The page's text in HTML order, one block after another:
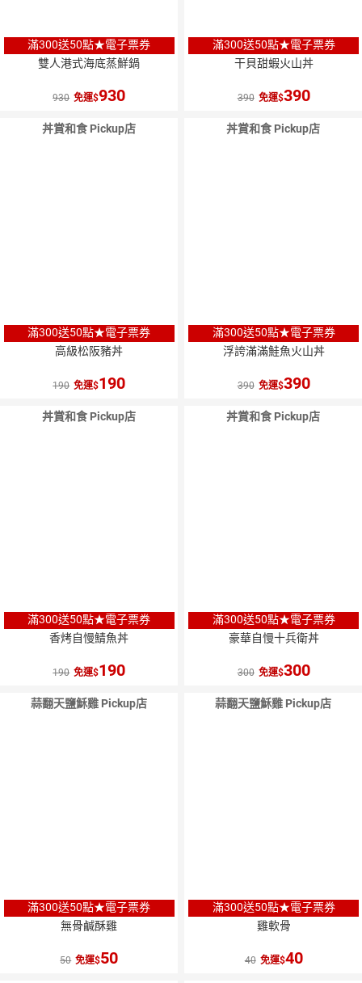
滿300送50點★電子票券
雙人港式海底蒸鮮鍋
930 免運 930
滿300送50點★電子票券
干貝甜蝦火山丼
390 免運 390
丼賞和食 Pickup店
滿300送50點★電子票券
高級松阪豬丼
190 免運 190
丼賞和食 Pickup店
滿300送50點★電子票券
浮誇滿滿鮭魚火山丼
390 免運 390
丼賞和食 Pickup店
滿300送50點★電子票券
香烤自慢鯖魚丼
190 免運 190
丼賞和食 Pickup店
滿300送50點★電子票券
豪華自慢十兵衛丼
300 免運 300
蒜翻天鹽穌雞 Pickup店
滿300送50點★電子票券
無骨鹹酥雞
50 免運 50
蒜翻天鹽穌雞 Pickup店
滿300送50點★電子票券
雞軟骨
40 免運 40